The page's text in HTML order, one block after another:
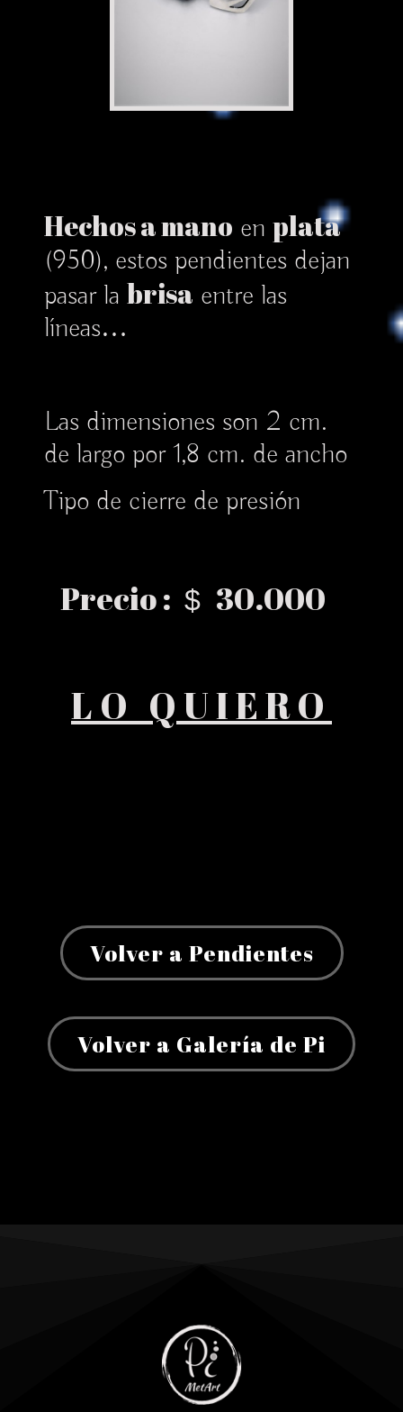
Hechos a mano enplata
(950), estos pendientes dejan
pasar labrisa entre las
líneas…
Las dimensiones son 2 cm.
de largo por 1,8 cm. de ancho
Tipo de cierre de presión
Precio : $ 30.000
LO QUIERO
Volver a Pendientes
Volver a Galería de Pi